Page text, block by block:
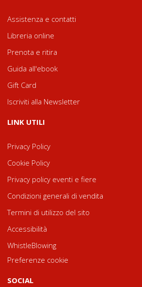
Assistenza e contatti
Libreria online
Prenota e ritira
Guida all'ebook
Gift Card
Iscriviti alla Newsletter
LINK UTILI
Privacy Policy
Cookie Policy
Privacy policy eventi e fiere
Condizioni generali di vendita
Termini di utilizzo del sito
Accessibilità
WhistleBlowing
Preferenze cookie
SOCIAL